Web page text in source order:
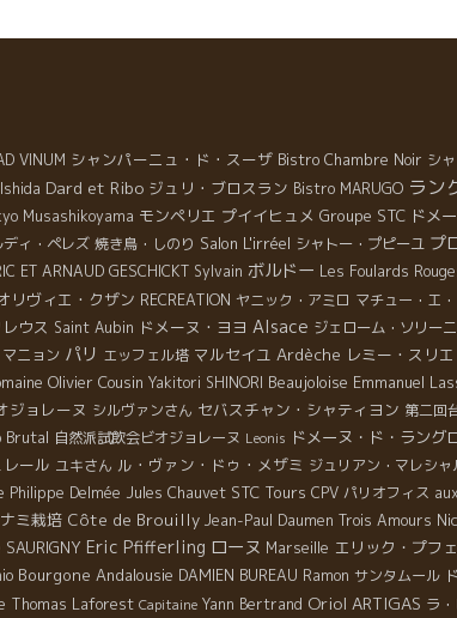
ランソワ・ニックの顔
ュー村の景色が浮かん
の新作デザートをもっ
見ても，皮をむいただ
切ると中身がクリーム、
なかなか面白い。
い。イヤ、全く抵抗力
ニが食べられると聞い
程、カニが大好きだ。
ある。 素材そのもので
いる食べ物はないと思
来た。丸山宏人。梶川
だ。梶さんはソムリエ
た元ソムリエ日本優勝
て、全く別の仕事をして
人だ。 忙しので時々し
には美味しいワインがな
不完全燃焼。 でも、美
VINUM シャンパーニュ・ド・スーザ Bistro Chambre Noir シ
Dard et Ribo ジュリ・ブロスラン Bistro MARUGO ラン
Musashikoyama モンペリエ プイイヒュメ Groupe STC ドメ
ディ・ペレズ 焼き鳥・しのり Salon L'irréel シャトー・プピーユ プ
ET ARNAUD GESCHICKT Sylvain ボルドー Les Foulards
リヴィエ・クザン RECREATION ヤニック・アミロ マチュー・エ
ウス Saint Aubin ドメーヌ・ヨヨ Alsace ジェローム・ソリーニ
ニョン パリ エッフェル塔 マルセイユ Ardèche レミー・スリエ
Olivier Cousin Yakitori SHINORI Beaujoloise Emmanuel
ジョレーヌ シルヴァンさん セバスチャン・シャティヨン 第二回
Brutal 自然派試飲会ビオジョレーヌ Leonis ドメーヌ・ド・ラング
ール ユキさん ル・ヴァン・ドゥ・メザミ ジュリアン・マレシャ
Philippe Delmée Jules Chauvet STC Tours CPV パリオフィス
ミ栽培 Côte de Brouilly Jean-Paul Daumen Trois Amours
Eric Pfifferling ローヌ Marseille エリック・プフ
Bourgone Andalousie DAMIEN BUREAU Ramon サンタムール
Thomas Laforest Capitaine Yann Bertrand Oriol ARTIGAS ラ